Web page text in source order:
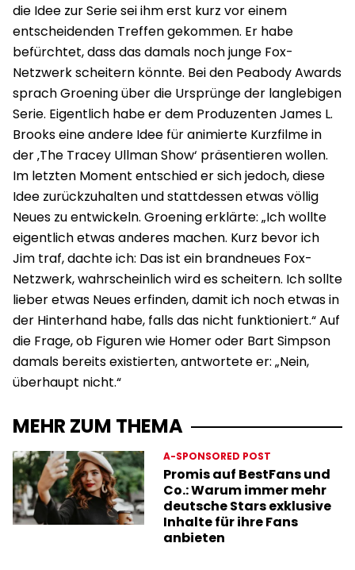
die Idee zur Serie sei ihm erst kurz vor einem
entscheidenden Treffen gekommen. Er habe
befürchtet, dass das damals noch junge Fox-
Netzwerk scheitern könnte. Bei den Peabody Awards
sprach Groening über die Ursprünge der langlebigen
Serie. Eigentlich habe er dem Produzenten James L.
Brooks eine andere Idee für animierte Kurzfilme in
der ‚The Tracey Ullman Show‘ präsentieren wollen.
Im letzten Moment entschied er sich jedoch, diese
Idee zurückzuhalten und stattdessen etwas völlig
Neues zu entwickeln. Groening erklärte: „Ich wollte
eigentlich etwas anderes machen. Kurz bevor ich
Jim traf, dachte ich: Das ist ein brandneues Fox-
Netzwerk, wahrscheinlich wird es scheitern. Ich sollte
lieber etwas Neues erfinden, damit ich noch etwas in
der Hinterhand habe, falls das nicht funktioniert.“ Auf
die Frage, ob Figuren wie Homer oder Bart Simpson
damals bereits existierten, antwortete er: „Nein,
überhaupt nicht.“
MEHR ZUM THEMA
A-SPONSORED POST
Promis auf BestFans und
Co.: Warum immer mehr
deutsche Stars exklusive
Inhalte für ihre Fans
anbieten